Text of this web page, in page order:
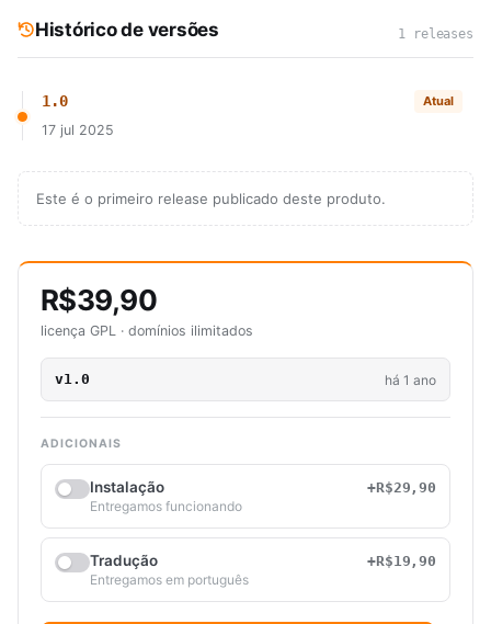
Histórico de versões 1 releases
1.0 Atual
17 jul 2025
Este é o primeiro release publicado deste produto.
R$39,90
licença GPL · domínios ilimitados
v1.0 há 1 ano
ADICIONAIS
Instalação
+R$29,90
Entregamos funcionando
Tradução
+R$19,90
Entregamos em português